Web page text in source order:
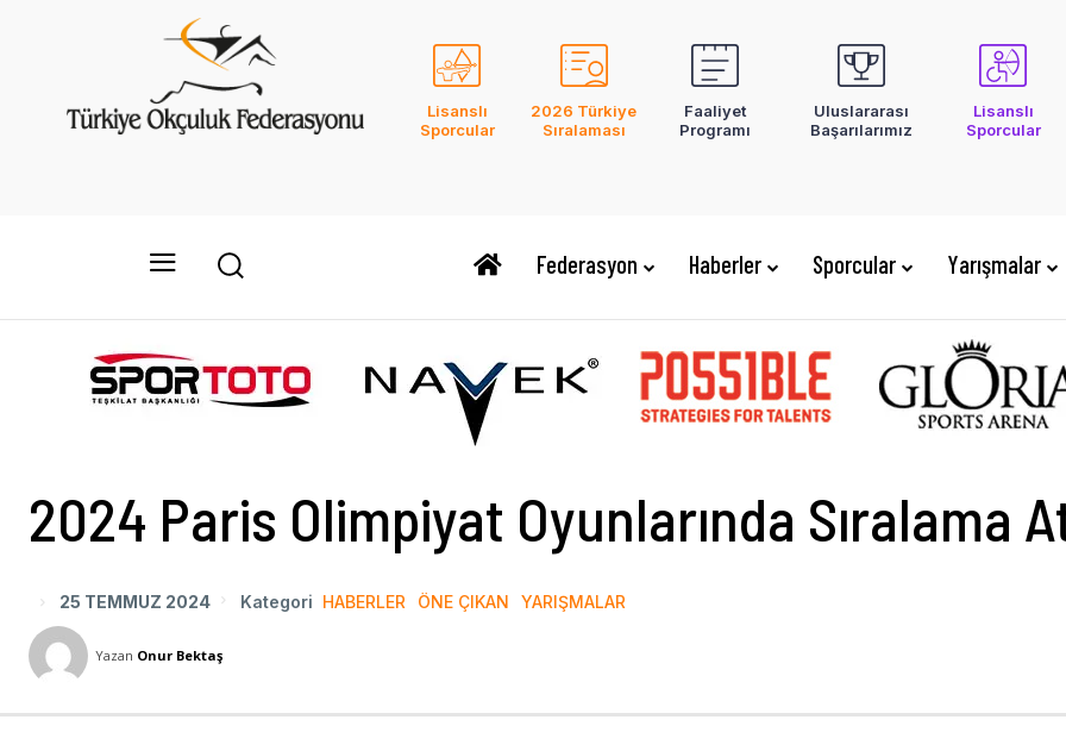
Lisanslı
Sporcular
2026 Türkiye
Sıralaması
Faaliyet
Programı
Uluslararası
Başarılarımız
Lisanslı
Sporcular
Federasyon Haberler Sporcular Yarışmalar
2024 Paris Olimpiyat Oyunlarında Sıralama
25 TEMMUZ 2024 Kategori HABERLER ÖNE ÇIKAN YARIŞMALAR
Yazan Onur Bektaş